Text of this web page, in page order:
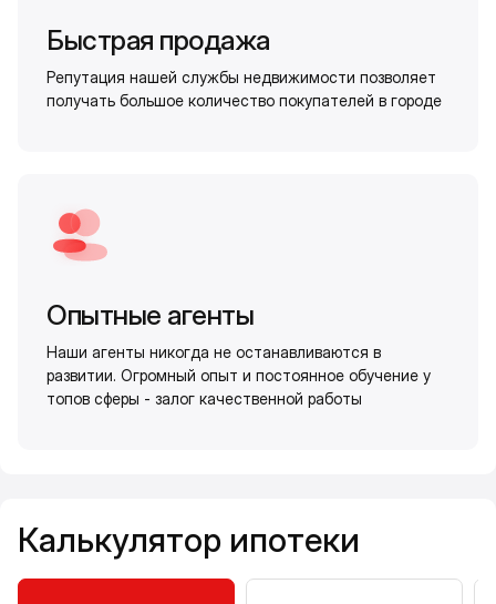
Быстрая продажа
Репутация нашей службы недвижимости позволяет
получать большое количество покупателей в городе
Опытные агенты
Наши агенты никогда не останавливаются в
развитии. Огромный опыт и постоянное обучение у
топов сферы - залог качественной работы
Калькулятор ипотеки